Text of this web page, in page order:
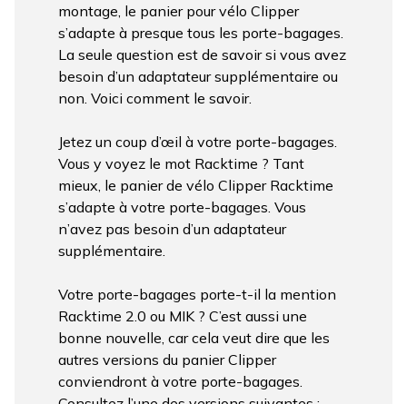
montage, le panier pour vélo Clipper
s’adapte à presque tous les porte-bagages.
La seule question est de savoir si vous avez
besoin d’un adaptateur supplémentaire ou
non. Voici comment le savoir.
Jetez un coup d’œil à votre porte-bagages.
Vous y voyez le mot Racktime ? Tant
mieux, le panier de vélo Clipper Racktime
s’adapte à votre porte-bagages. Vous
n’avez pas besoin d’un adaptateur
supplémentaire.
Votre porte-bagages porte-t-il la mention
Racktime 2.0 ou MIK ? C’est aussi une
bonne nouvelle, car cela veut dire que les
autres versions du panier Clipper
conviendront à votre porte-bagages.